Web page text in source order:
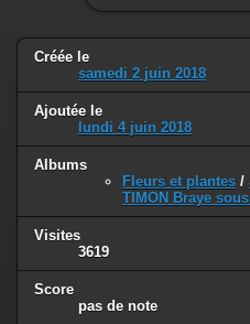
Créée le
samedi 2 juin 2018
Ajoutée le
lundi 4 juin 2018
Albums
Fleurs et plantes /
TIMON Braye
Visites
3619
Score
pas de note